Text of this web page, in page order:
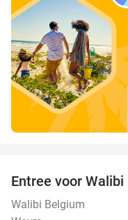
Entree voor
Walibi Belgium